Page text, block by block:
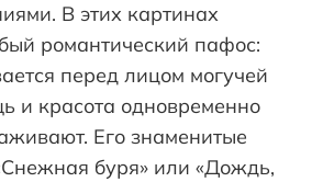
В этих картинах
романтический пафос:
перед лицом могучей
и красота одновременно
Его знаменитые
буря» или «Дождь,